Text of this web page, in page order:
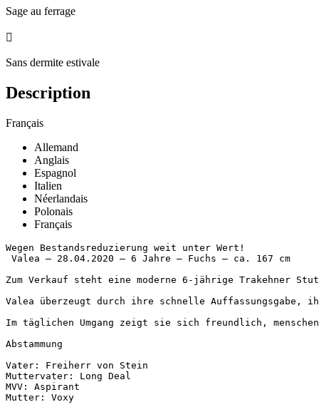
Sage au ferrage

Sans dermite estivale
Description
Français
Allemand
Anglais
Espagnol
Italien
Néerlandais
Polonais
Français
Wegen Bestandsreduzierung weit unter Wert!
Valea – 28.04.2020 – 6 Jahre – Fuchs – ca. 167 cm
Zum Verkauf steht eine moderne 6-jährige Trakehner
Valea überzeugt durch ihre schnelle Auffassungsgabe,
Im täglichen Umgang zeigt sie sich freundlich,
Abstammung
Vater: Freiherr von Stein
Muttervater: Long Deal
MVV: Aspirant
Mutter: Voxy